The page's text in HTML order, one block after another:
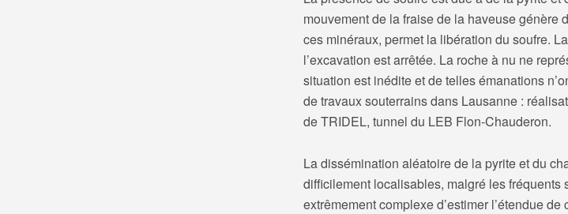
mouvement de la fraise de la haveuse génère
ces minéraux, permet la libération du soufre.
l’excavation est arrêtée. La roche à nu ne
situation est inédite et de telles émanations
de travaux souterrains dans Lausanne :
de TRIDEL, tunnel du LEB Flon-Chauderon.
La dissémination aléatoire de la pyrite et du
difficilement localisables, malgré les fréquents
extrêmement complexe d’estimer l’étendue